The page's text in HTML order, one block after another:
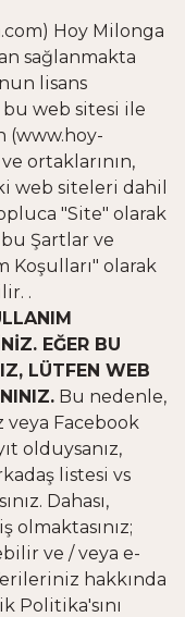
Hoy Milonga
sağlanmakta
lisans
web sitesi ile
(www.hoy-
ortaklarının,
web siteleri dahil
"Site" olarak
Şartlar ve
Koşulları" olarak
.
EĞER BU
LÜTFEN WEB
Bu nedenle,
Facebook
olduysanız,
listesi vs
Dahası,
olmaktasınız;
ve / veya e-
hakkında
Politika'sını